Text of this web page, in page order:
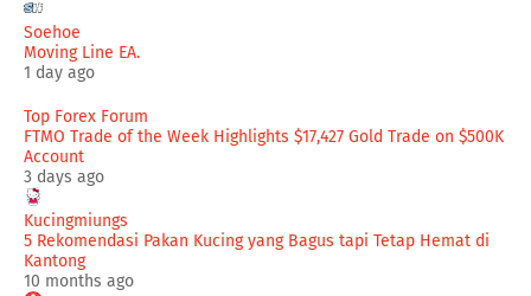
Soehoe
Moving Line EA.
1 day ago
Top Forex Forum
FTMO Trade of the Week Highlights $17,427 Gold Trade on $500K
Account
3 days ago
Kucingmiungs
5 Rekomendasi Pakan Kucing yang Bagus tapi Tetap Hemat di
Kantong
10 months ago